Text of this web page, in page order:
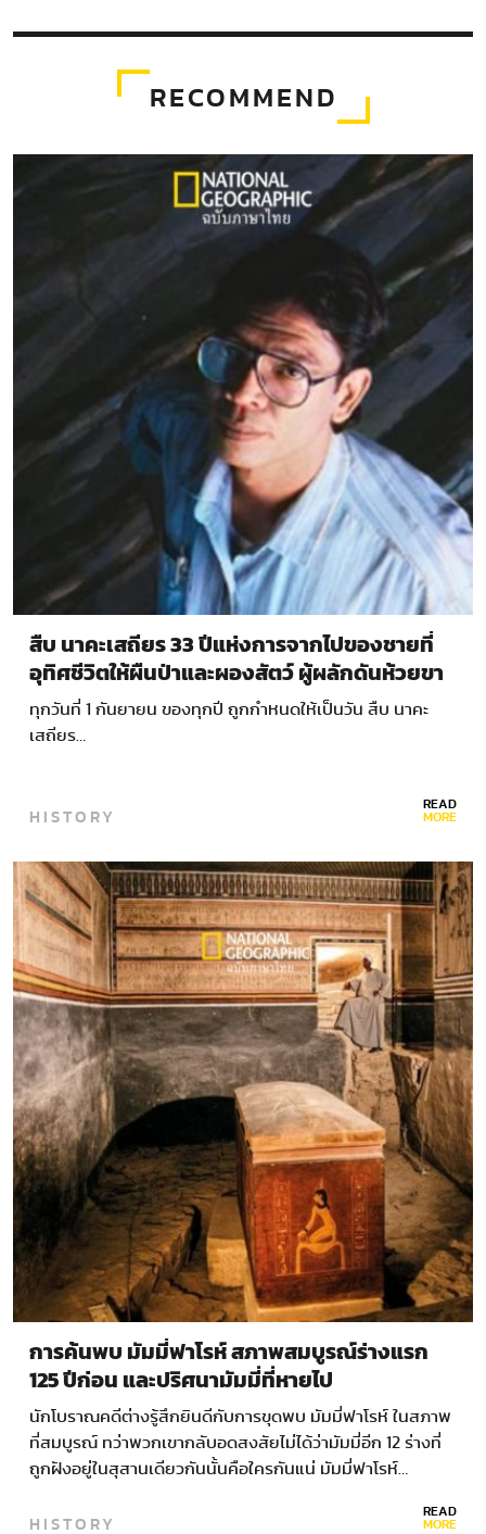
RECOMMEND
สืบ นาคะเสถียร 33 ปีแห่งการจากไปของชายที่
อุทิศชีวิตให้ผืนป่าและผองสัตว์ ผู้ผลักดันห้วยขา
แข้งจนเป็นมรดกโลก
ทุกวันที่ 1 กันยายน ของทุกปี ถูกกำหนดให้เป็นวัน สืบ นาคะ
เสถียร…
HISTORY READ
MORE
การค้นพบ มัมมี่ฟาโรห์ สภาพสมบูรณ์ร่างแรก
125 ปีก่อน และปริศนามัมมี่ที่หายไป
นักโบราณคดีต่างรู้สึกยินดีกับการขุดพบ มัมมี่ฟาโรห์ ในสภาพ
ที่สมบูรณ์ ทว่าพวกเขากลับอดสงสัยไม่ได้ว่ามัมมี่อีก 12 ร่างที่
ถูกฝังอยู่ในสุสานเดียวกันนั้นคือใครกันแน่ มัมมี่ฟาโรห์…
HISTORY READ
MORE